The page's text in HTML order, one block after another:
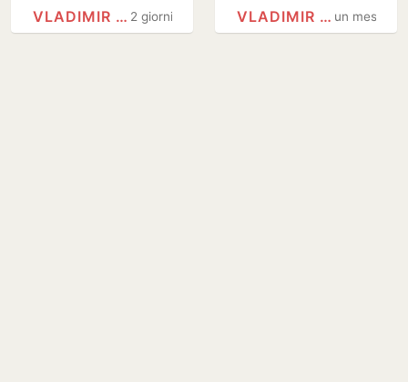
limitato'
2 giorni
VLADIMIR PUTIN un mese
VLADIMIR PUTIN